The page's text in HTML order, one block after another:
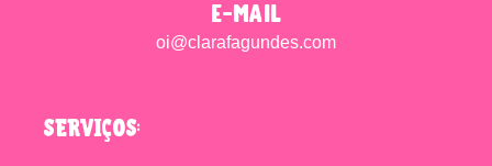
e-mail
oi@clarafagundes.com
SERVIÇOS: